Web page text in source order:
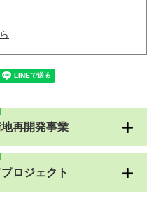
再開発事業
ロジェクト